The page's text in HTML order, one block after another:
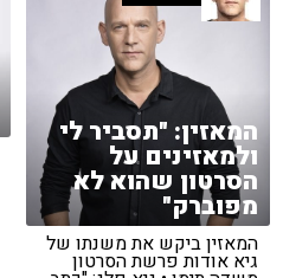
המאזין: "תסביר לי
ולמאזינים על
הסרטון שהוא לא
מפוברק"
המאזין ביקש את משנתו של
גיא אודות פרשת הסרטון